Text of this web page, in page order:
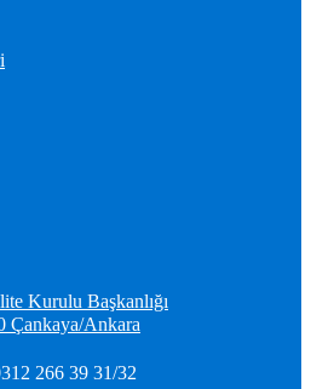
Kurulu Başkanlığı
Çankaya/Ankara
266 39 31/32